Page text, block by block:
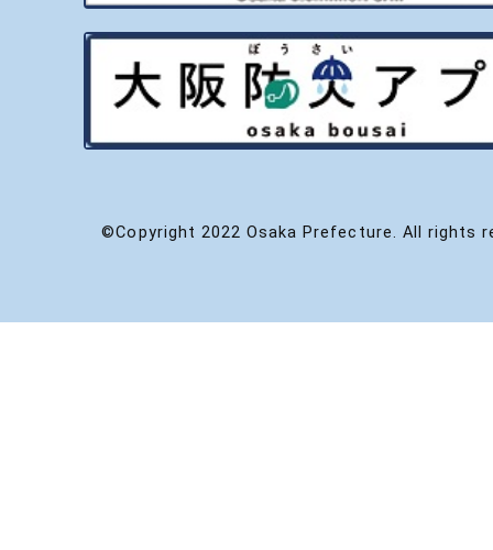
©Copyright 2022 Osaka Prefecture. All rights